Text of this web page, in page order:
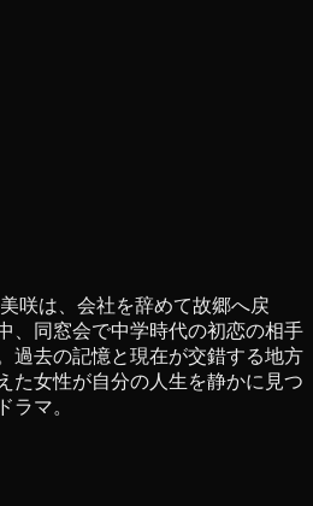
咲は、会社を辞めて故郷へ戻
、同窓会で中学時代の初恋の相手
過去の記憶と現在が交錯する地方
た女性が自分の人生を静かに見つ
ラマ。